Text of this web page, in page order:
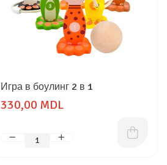
Игра в боулинг 2 в 1
330,00 MDL